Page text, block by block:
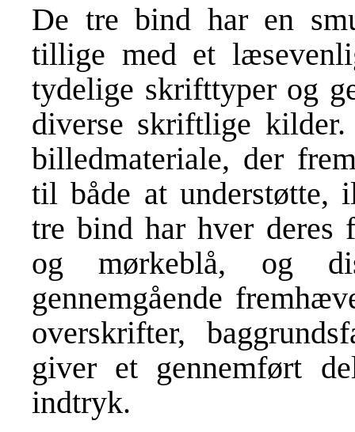
De tre bind har en
tillige med et
tydelige skrifttyper og
diverse skriftlige
billedmateriale, der
til både at understøtte,
tre bind har hver deres
og mørkeblå, og
gennemgående
overskrifter,
giver et gennemført
indtryk.